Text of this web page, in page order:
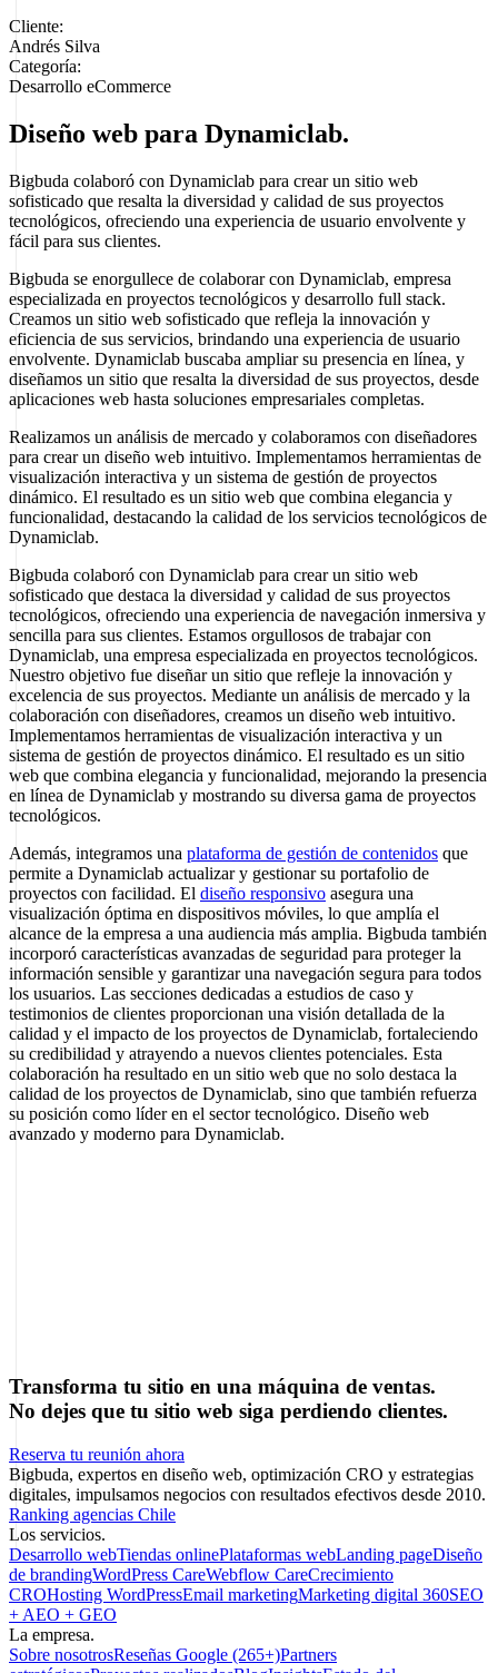
Cliente:
Andrés Silva
Categoría:
Desarrollo eCommerce
Diseño web para Dynamiclab.
Bigbuda colaboró con Dynamiclab para crear un sitio web
sofisticado que resalta la diversidad y calidad de sus proyectos
tecnológicos, ofreciendo una experiencia de usuario envolvente y
fácil para sus clientes.
Bigbuda se enorgullece de colaborar con Dynamiclab, empresa
especializada en proyectos tecnológicos y desarrollo full stack.
Creamos un sitio web sofisticado que refleja la innovación y
eficiencia de sus servicios, brindando una experiencia de usuario
envolvente. Dynamiclab buscaba ampliar su presencia en línea, y
diseñamos un sitio que resalta la diversidad de sus proyectos, desde
aplicaciones web hasta soluciones empresariales completas.
Realizamos un análisis de mercado y colaboramos con diseñadores
para crear un diseño web intuitivo. Implementamos herramientas de
visualización interactiva y un sistema de gestión de proyectos
dinámico. El resultado es un sitio web que combina elegancia y
funcionalidad, destacando la calidad de los servicios tecnológicos de
Dynamiclab.
Bigbuda colaboró con Dynamiclab para crear un sitio web
sofisticado que destaca la diversidad y calidad de sus proyectos
tecnológicos, ofreciendo una experiencia de navegación inmersiva y
sencilla para sus clientes. Estamos orgullosos de trabajar con
Dynamiclab, una empresa especializada en proyectos tecnológicos.
Nuestro objetivo fue diseñar un sitio que refleje la innovación y
excelencia de sus proyectos. Mediante un análisis de mercado y la
colaboración con diseñadores, creamos un diseño web intuitivo.
Implementamos herramientas de visualización interactiva y un
sistema de gestión de proyectos dinámico. El resultado es un sitio
web que combina elegancia y funcionalidad, mejorando la presencia
en línea de Dynamiclab y mostrando su diversa gama de proyectos
tecnológicos.
Además, integramos una plataforma de gestión de contenidos que
permite a Dynamiclab actualizar y gestionar su portafolio de
proyectos con facilidad. El diseño responsivo asegura una
visualización óptima en dispositivos móviles, lo que amplía el
alcance de la empresa a una audiencia más amplia. Bigbuda también
incorporó características avanzadas de seguridad para proteger la
información sensible y garantizar una navegación segura para todos
los usuarios. Las secciones dedicadas a estudios de caso y
testimonios de clientes proporcionan una visión detallada de la
calidad y el impacto de los proyectos de Dynamiclab, fortaleciendo
su credibilidad y atrayendo a nuevos clientes potenciales. Esta
colaboración ha resultado en un sitio web que no solo destaca la
calidad de los proyectos de Dynamiclab, sino que también refuerza
su posición como líder en el sector tecnológico. Diseño web
avanzado y moderno para Dynamiclab.
Transforma tu sitio en una máquina de ventas.
No dejes que tu sitio web siga perdiendo clientes.
Reserva tu reunión ahora
Bigbuda, expertos en diseño web, optimización CRO y estrategias
digitales, impulsamos negocios con resultados efectivos desde 2010.
Ranking agencias Chile
Los servicios.
Desarrollo webTiendas onlinePlataformas webLanding pageDiseño
de brandingWordPress CareWebflow CareCrecimiento
CROHosting WordPressEmail marketingMarketing digital 360SEO
+ AEO + GEO
La empresa.
Sobre nosotrosReseñas Google (265+)Partners